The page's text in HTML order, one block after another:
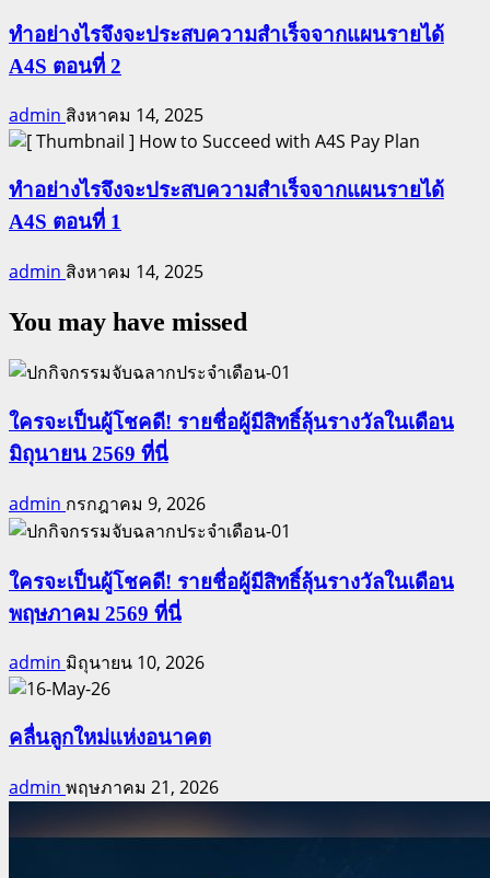
ทำอย่างไรจึงจะประสบความสำเร็จจากแผนรายได้
A4S ตอนที่ 2
admin สิงหาคม 14, 2025
ทำอย่างไรจึงจะประสบความสำเร็จจากแผนรายได้
A4S ตอนที่ 1
admin สิงหาคม 14, 2025
You may have missed
ใครจะเป็นผู้โชคดี! รายชื่อผู้มีสิทธิ์ลุ้นรางวัลในเดือน
มิถุนายน 2569 ที่นี่
admin กรกฎาคม 9, 2026
ใครจะเป็นผู้โชคดี! รายชื่อผู้มีสิทธิ์ลุ้นรางวัลในเดือน
พฤษภาคม 2569 ที่นี่
admin มิถุนายน 10, 2026
คลื่นลูกใหม่แห่งอนาคต
admin พฤษภาคม 21, 2026